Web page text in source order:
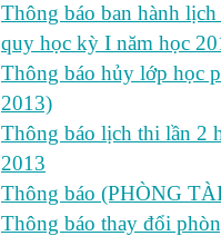
Thông báo ban hành
quy học kỳ I năm học
Thông báo hủy lớp học
2013)
Thông báo lịch thi lần 2
2013
Thông báo (PHÒNG
Thông báo thay đổi